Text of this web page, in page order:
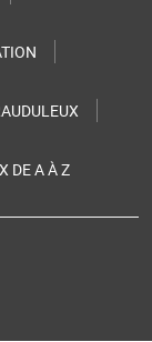
DE A À Z